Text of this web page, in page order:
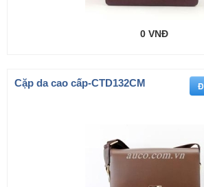
0 VNĐ
Cặp da cao cấp-CTD132CM